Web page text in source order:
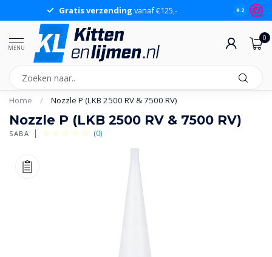
Gratis verzending vanaf €125,- 9.2
MENU
0
Home / Nozzle P (LKB 2500 RV & 7500 RV)
Nozzle P (LKB 2500 RV & 7500 RV)
SABA (0)